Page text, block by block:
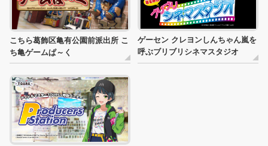
こちら葛飾区亀有公園前派出所 こ
ち亀ゲームぱ～く
ゲーセン クレヨンしんちゃん嵐を
呼ぶブリブリシネマスタジオ